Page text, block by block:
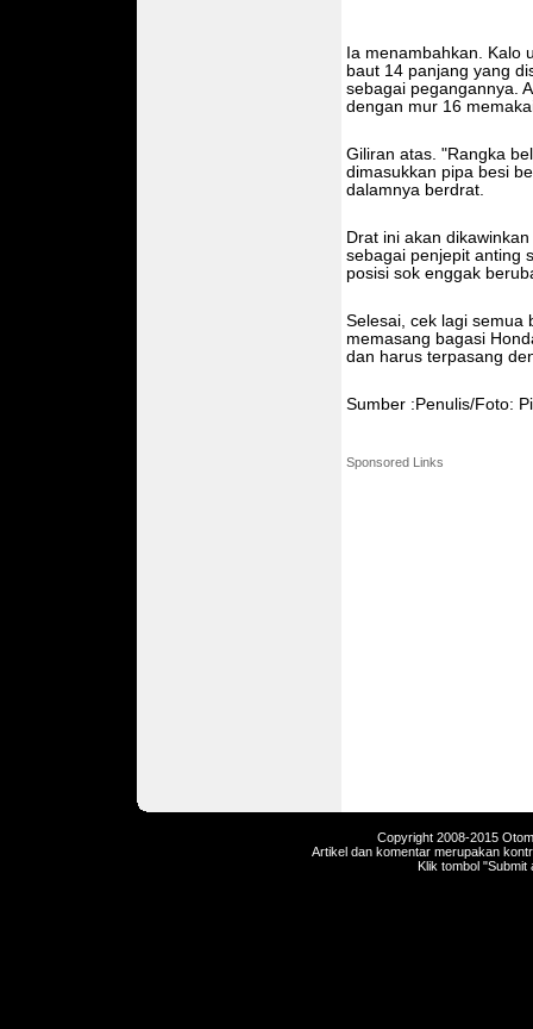
Ia menambahkan. Kalo
baut 14 panjang yang
sebagai pegangannya.
dengan mur 16
Giliran atas. "Rangka
dimasukkan pipa besi
dalamnya berdrat.
Drat ini akan
sebagai penjepit anting
posisi sok enggak
Selesai, cek lagi semua
memasang bagasi
dan harus terpasang
Sumber :Penulis/Foto:
Sponsored Links
Copyright 2008-2015
Artikel dan komentar merupakan
Klik tombol